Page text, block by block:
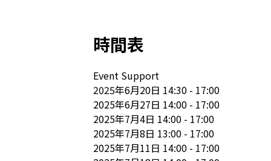
時間表
Event Support
2025年6月20日 14:30 - 17:00
2025年6月27日 14:00 - 17:00
2025年7月4日 14:00 - 17:00
2025年7月8日 13:00 - 17:00
2025年7月11日 14:00 - 17:00